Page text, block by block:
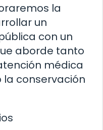
la
un
con un
aborde tanto
médica
conservación